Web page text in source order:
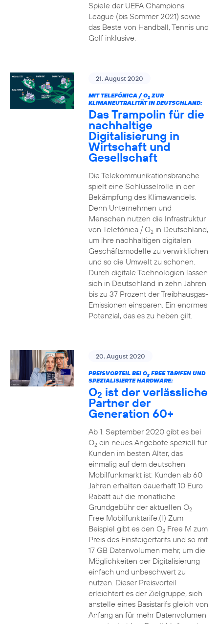
Spiele der UEFA Champions
League (bis Sommer 2021) sowie
das Beste von Handball, Tennis und
Golf inklusive.
21. August 2020
MIT TELEFÓNICA / O2ZUR
KLIMANEUTRALITÄT IN DEUTSCHLAND:
Das Trampolin für die
nachhaltige
Digitalisierung in
Wirtschaft und
Gesellschaft
Die Telekommunikationsbranche
spielt eine Schlüsselrolle in der
Bekämpfung des Klimawandels.
Denn Unternehmen und
Menschen nutzen die Infrastruktur
von Telefónica / O2in Deutschland,
um ihre nachhaltigen digitalen
Geschäftsmodelle zu verwirklichen
und so die Umwelt zu schonen.
Durch digitale Technologien lassen
sich in Deutschland in zehn Jahren
bis zu 37 Prozent der Treibhausgas-
Emissionen einsparen. Ein enormes
Potenzial, das es zu heben gilt.
20. August 2020
PREISVORTEIL BEI O2FREE TARIFEN UND
SPEZIALISIERTE HARDWARE:
O2 ist der verlässliche
Partner der
Generation 60+
Ab 1. September 2020 gibt es bei
O2ein neues Angebote speziell für
Kunden im besten Alter, das
einmalig auf dem deutschen
Mobilfunkmarkt ist: Kunden ab 60
Jahren erhalten dauerhaft 10 Euro
Rabatt auf die monatliche
Grundgebühr der aktuellen O2
Free Mobilfunktarife.(1) Zum
Beispiel gibt es den O2Free M zum
Preis des Einsteigertarifs und so mit
17 GB Datenvolumen mehr, um die
Möglichkeiten der Digitalisierung
einfach und unbeschwert zu
nutzen. Dieser Preisvorteil
erleichtert es der Zielgruppe, sich
anstelle eines Basistarifs gleich von
Anfang an für mehr Datenvolumen